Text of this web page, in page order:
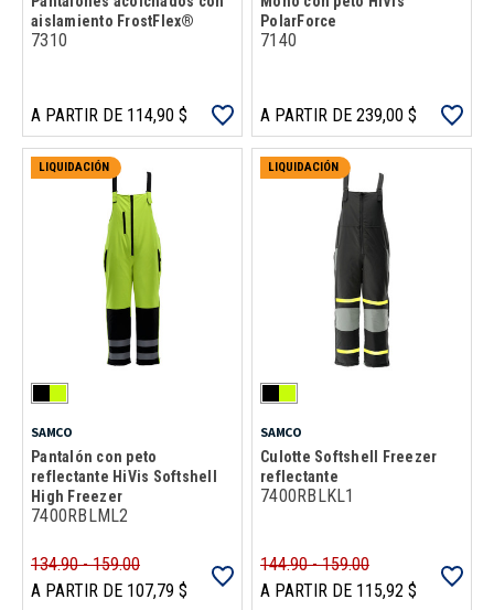
aislamiento FrostFlex®
7310
A PARTIR DE 114,90 $
PolarForce
7140
A PARTIR DE 239,00 $
LIQUIDACIÓN
SAMCO
Pantalón con peto
reflectante HiVis Softshell
High Freezer
7400RBLML2
134.90 - 159.00
A PARTIR DE 107,79 $
LIQUIDACIÓN
SAMCO
Culotte Softshell Freezer
reflectante
7400RBLKL1
144.90 - 159.00
A PARTIR DE 115,92 $